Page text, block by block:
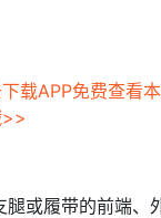
载APP免费查看
腿或履带的前端、